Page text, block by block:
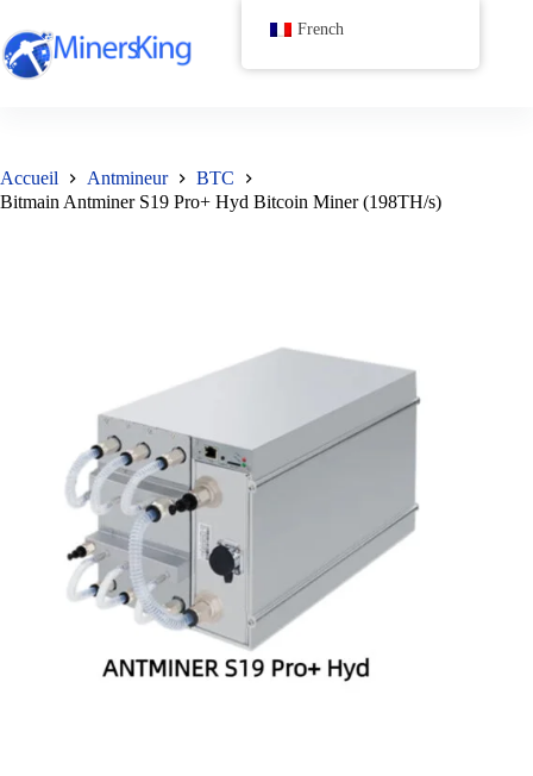
au
contenu
Accueil Antmineur
BTC
Bitmain Antminer S19 Pro+ Hyd Bitcoin Miner (198TH/s)
French